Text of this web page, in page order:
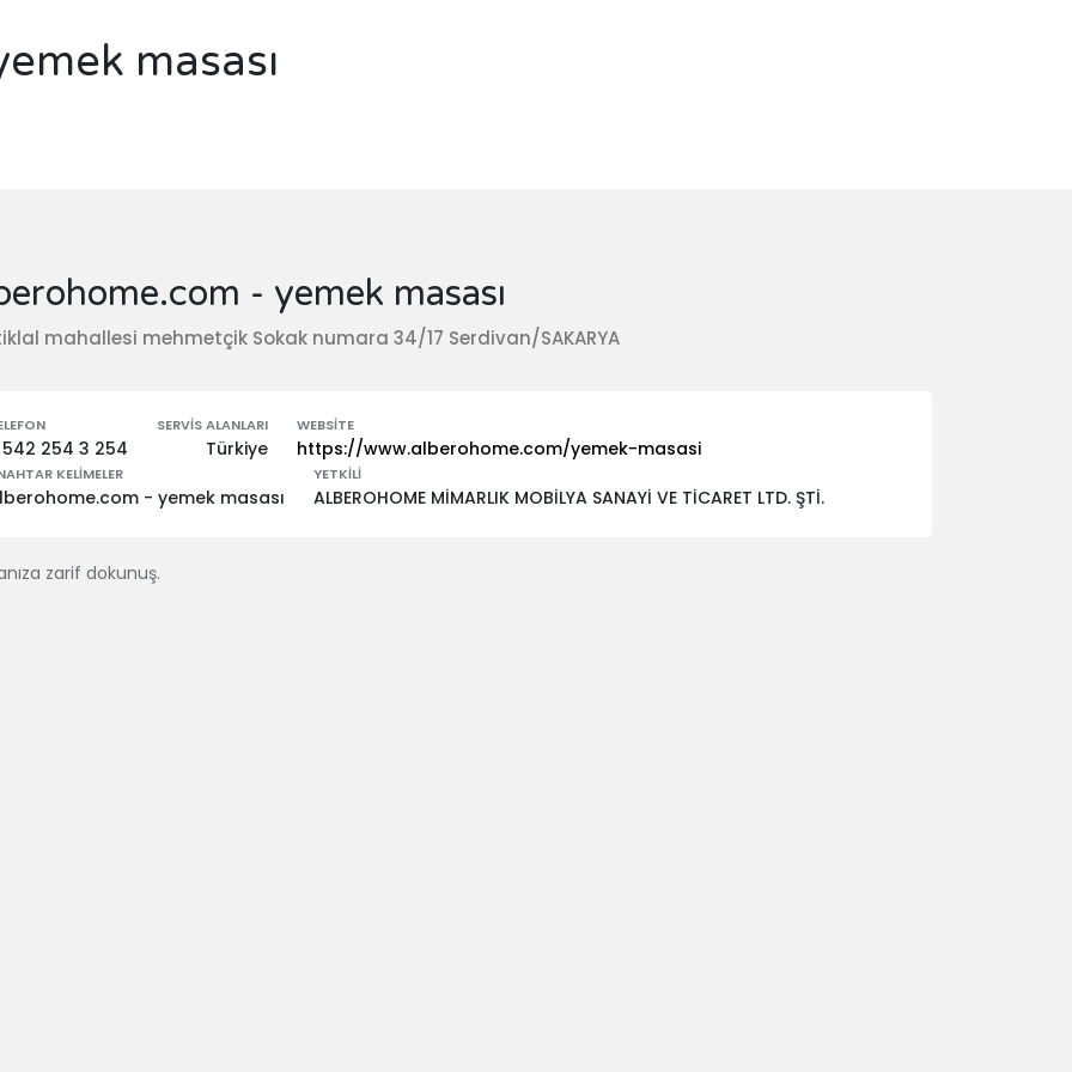
masası
- yemek masası
mahallesi mehmetçik Sokak numara 34/17 Serdivan/SAKARYA
254 3 254
SERVIS ALANLARI
Türkiye
WEBSITE
https://www.alberohome.com/yemek-masasi
KELIMELER
- yemek masası
YETKILI
ALBEROHOME MİMARLIK MOBİLYA SANAYİ VE TİCARET LTD. ŞTİ.
zarif dokunuş.